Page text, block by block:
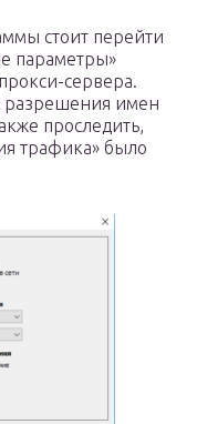
стоит перейти
параметры»
сервера.
разрешения имен
проследить,
трафика» было